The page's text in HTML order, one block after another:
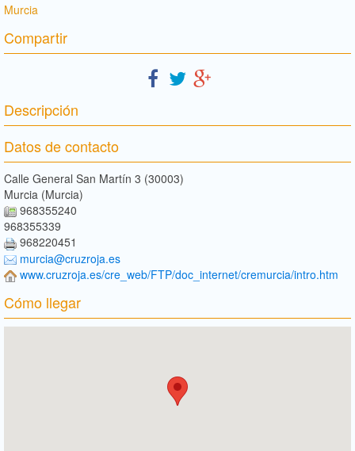
Murcia
Compartir
Descripción
Datos de contacto
Calle General San Martín 3 (30003)
Murcia (Murcia)
968355240
968355339
968220451
murcia@cruzroja.es
www.cruzroja.es/cre_web/FTP/doc_internet/cremurcia/intro.htm
Cómo llegar